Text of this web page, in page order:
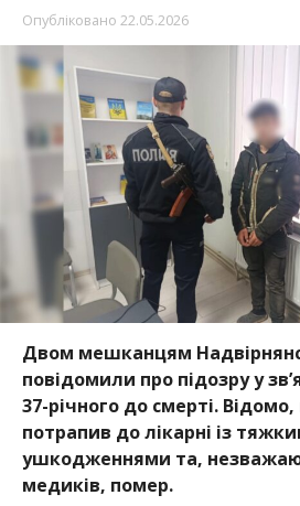
Опубліковано 22.05.2026
Двом мешканцям
повідомили про підозру у
37-річного до смерті.
потрапив до лікарні із
ушкодженнями та,
медиків, помер.